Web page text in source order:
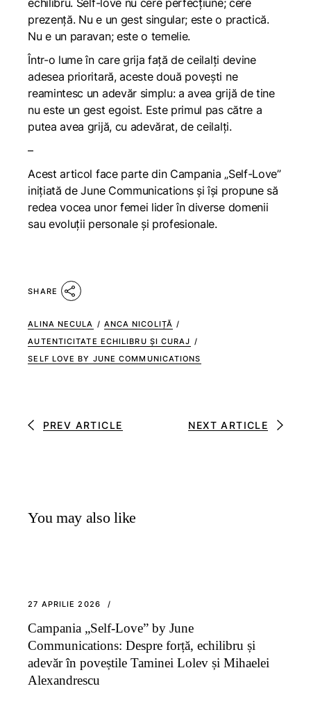
echilibru. Self-love nu cere perfecțiune; cere
prezență. Nu e un gest singular; este o practică.
Nu e un paravan; este o temelie.
Într-o lume în care grija față de ceilalți devine
adesea prioritară, aceste două povești ne
reamintesc un adevăr simplu: a avea grijă de tine
nu este un gest egoist. Este primul pas către a
putea avea grijă, cu adevărat, de ceilalți.
–
Acest articol face parte din Campania „Self-Love”
inițiată de June Communications și își propune să
redea vocea unor femei lider în diverse domenii
sau evoluții personale și profesionale.
SHARE
ALINA NECULA / ANCA NICOLIȚĂ /
AUTENTICITATE ECHILIBRU ȘI CURAJ /
SELF LOVE BY JUNE COMMUNICATIONS
PREV ARTICLE NEXT ARTICLE
You may also like
27 APRILIE 2026
Campania „Self-Love” by June
Communications: Despre forță, echilibru și
adevăr în poveștile Taminei Lolev și Mihaelei
Alexandrescu